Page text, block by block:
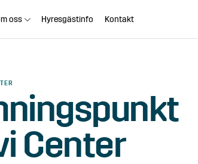
oss Hyresgästinfo Kontakt
Center